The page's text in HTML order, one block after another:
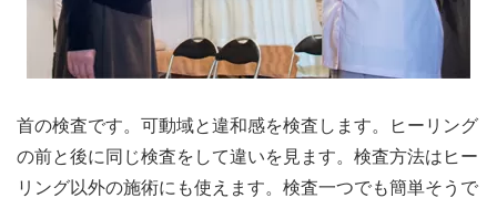
首の検査です。可動域と違和感を検査します。ヒーリング
の前と後に同じ検査をして違いを見ます。検査方法はヒー
リング以外の施術にも使えます。検査一つでも簡単そうで